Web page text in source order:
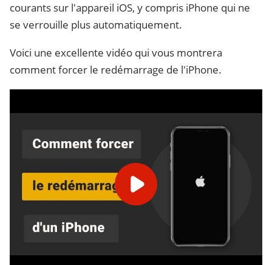
courants sur l'appareil iOS, y compris iPhone qui ne
se verrouille plus automatiquement.
Voici une excellente vidéo qui vous montrera
comment forcer le redémarrage de l'iPhone.